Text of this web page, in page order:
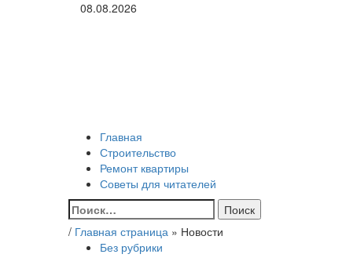
08.08.2026
Главная
Строительство
Ремонт квартиры
Советы для читателей
Найти:
/ Главная страница » Новости
Без рубрики